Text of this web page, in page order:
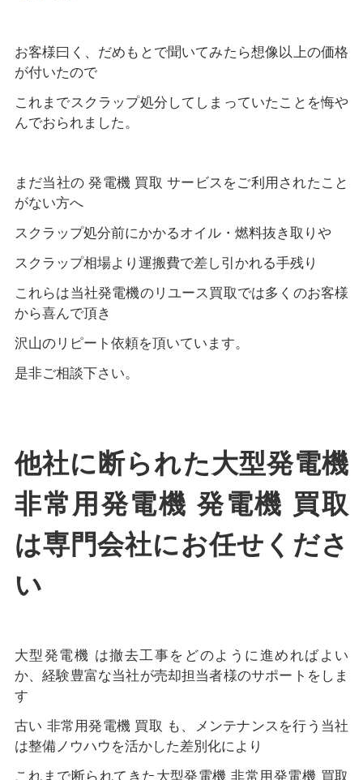
お客様曰く、だめもとで聞いてみたら想像以上の価格
が付いたので
これまでスクラップ処分してしまっていたことを悔や
んでおられました。
まだ当社の 発電機 買取 サービスをご利用されたこと
がない方へ
スクラップ処分前にかかるオイル・燃料抜き取りや
スクラップ相場より運搬費で差し引かれる手残り
これらは当社発電機のリユース買取では多くのお客様
から喜んで頂き
沢山のリピート依頼を頂いています。
是非ご相談下さい。
他社に断られた大型発電機
非常用発電機 発電機 買取
は専門会社にお任せくださ
い
大型発電機 は撤去工事をどのように進めればよい
か、経験豊富な当社が売却担当者様のサポートをしま
す
古い 非常用発電機 買取 も、メンテナンスを行う当社
は整備ノウハウを活かした差別化により
これまで断られてきた大型発電機 非常用発電機 買取